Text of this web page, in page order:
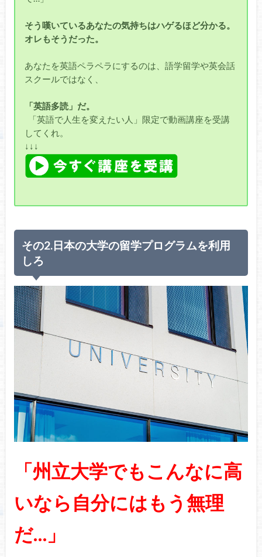
そう嘆いているあなたの気持ちはハゲるほど分かる。
オレもそうだった。
あなたを英語ペラペラにするのは、語学留学や英会話
スクールではなく、
「英語多読」だ。
「英語で人生を変えたい人」限定で動画講座を受講
してくれ。
↓↓↓
その2.日本の大学の留学プログラムを利用
しろ
「州立大学でもこんなに高
いなら自分にはもう無理
だ…」